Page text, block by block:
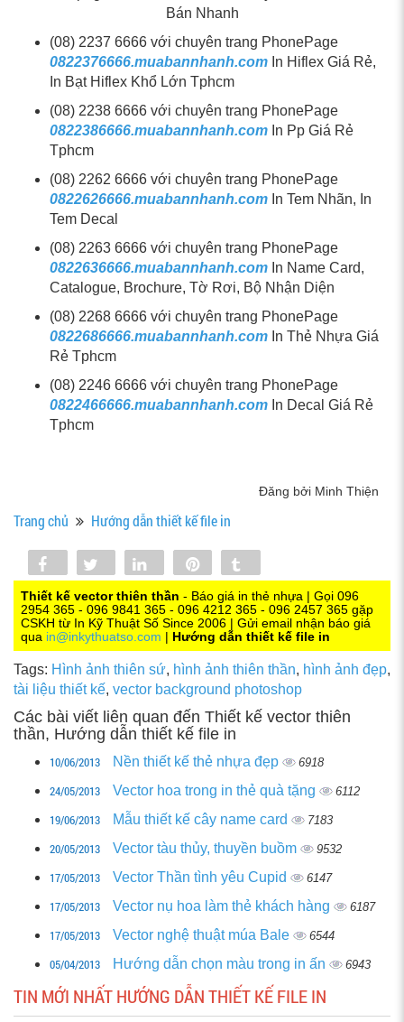
(08) 2237 6666 với chuyên trang PhonePage
0822376666.muabannhanh.com In Hiflex Giá Rẻ,
In Bạt Hiflex Khổ Lớn Tphcm
(08) 2238 6666 với chuyên trang PhonePage
0822386666.muabannhanh.com In Pp Giá Rẻ
Tphcm
(08) 2262 6666 với chuyên trang PhonePage
0822626666.muabannhanh.com In Tem Nhãn, In
Tem Decal
(08) 2263 6666 với chuyên trang PhonePage
0822636666.muabannhanh.com In Name Card,
Catalogue, Brochure, Tờ Rơi, Bộ Nhận Diện
(08) 2268 6666 với chuyên trang PhonePage
0822686666.muabannhanh.com In Thẻ Nhựa Giá
Rẻ Tphcm
(08) 2246 6666 với chuyên trang PhonePage
0822466666.muabannhanh.com In Decal Giá Rẻ
Tphcm
Đăng bởi Minh Thiện
Trang chủ Hướng dẫn thiết kế file in
Share Tweet Share
0
Thiết kế vector thiên thần - Báo giá in thẻ nhựa | Gọi 096
2954 365 - 096 9841 365 - 096 4212 365 - 096 2457 365 gặp
CSKH từ In Kỹ Thuật Số Since 2006 | Gửi email nhận báo giá
qua in@inkythuatso.com | Hướng dẫn thiết kế file in
Tags: Hình ảnh thiên sứ, hình ảnh thiên thần, hình ảnh đẹp,
tài liệu thiết kế, vector background photoshop
Các bài viết liên quan đến Thiết kế vector thiên
thần, Hướng dẫn thiết kế file in
10/06/2013 Nền thiết kế thẻ nhựa đẹp 6918
24/05/2013 Vector hoa trong in thẻ quà tặng 6112
19/06/2013 Mẫu thiết kế cây name card 7183
20/05/2013 Vector tàu thủy, thuyền buồm 9532
17/05/2013 Vector Thần tình yêu Cupid 6147
17/05/2013 Vector nụ hoa làm thẻ khách hàng 6187
17/05/2013 Vector nghệ thuật múa Bale 6544
05/04/2013 Hướng dẫn chọn màu trong in ấn 6943
TIN MỚI NHẤT HƯỚNG DẪN THIẾT KẾ FILE IN